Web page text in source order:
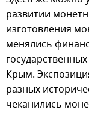
развитии
изготовления
менялись
Крым.
разных
чеканились